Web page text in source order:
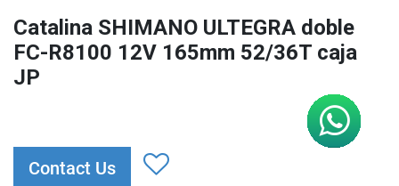
Catalina SHIMANO ULTEGRA doble
FC-R8100 12V 165mm 52/36T caja
JP
Contact Us